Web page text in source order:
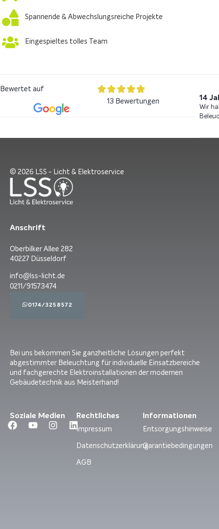
Spannende & Abwechslungsreiche Projekte
Eingespieltes tolles Team
Bewertet auf
13 Bewertungen
14
Wir
Anschrift
Oberbilker Allee 282
40227 Düsseldorf
info@lss-licht.de
0211/91573474
0174/3258572
© 2026 LSS - Licht & Elektroservice
Bei uns bekommen Sie ganzheitliche Lösungen perfekt
abgestimmter Beleuchtung für individuelle Einsatzbereiche
und fachgerechte Elektroinstallationen der modernen
Gebäudetechnik aus Meisterhand!
Soziale Medien Rechtliches
Impressum
Datenschutzerklärung
AGB
Informationen
Entsorgungshinweise
Garantiebedingungen